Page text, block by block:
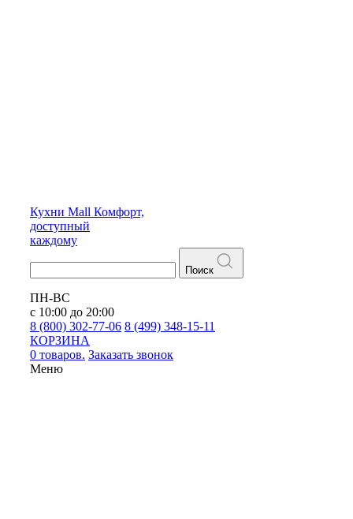
Кухни Mall Комфорт,
доступный
каждому
Поиск
ПН-ВС
с 10:00 до 20:00
8 (800) 302-77-06 8 (499) 348-15-11
КОРЗИНА
0 товаров. Заказать звонок
Меню